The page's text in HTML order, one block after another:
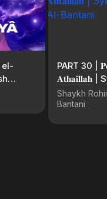
el-
PART 30 | 𝐏𝐞𝐧𝐠𝐚𝐣𝐢𝐚𝐧 𝐊𝐢𝐭𝐚𝐛 𝐀𝐥 𝐇𝐢𝐤𝐚𝐦
𝐀𝐭𝐡𝐚𝐢𝐥𝐥𝐚𝐡
Al-Bantani
Shaykh
Bantani